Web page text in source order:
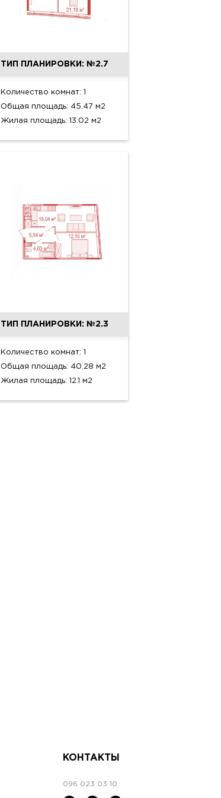
ТИП ПЛАНИРОВКИ: №2.7
Количество комнат: 1
Общая площадь: 45.47 м2
Жилая площадь: 13.02 м2
ТИП ПЛАНИРОВКИ: №2.3
Количество комнат: 1
Общая площадь: 40.28 м2
Жилая площадь: 12.1 м2
КОНТАКТЫ
096 023 03 10